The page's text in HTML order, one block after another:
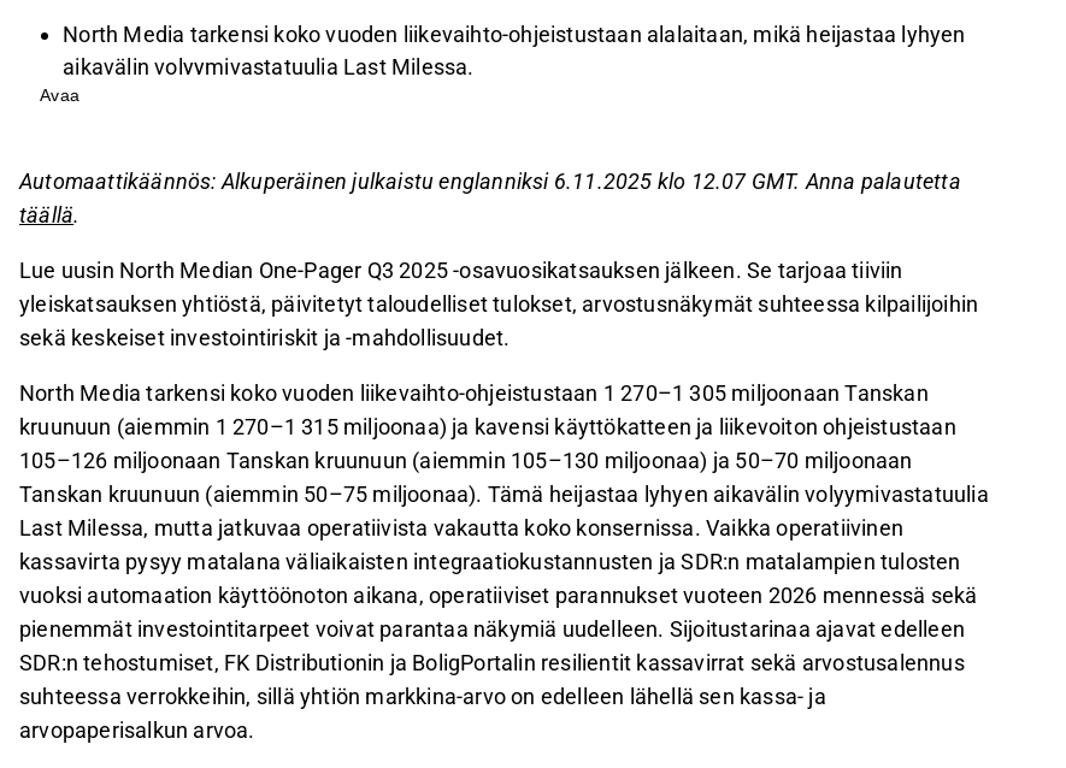
North Media tarkensi koko vuoden liikevaihto-ohjeistustaan alalaitaan, mikä heijastaa lyhyen
aikavälin volyymivastatuulia Last Milessa.
Käyttökatteen ja liikevoiton ohjeistusta kavennettiin, mutta konsernin operatiivinen vakaus
Operatiivinen kassavirta on matala väliaikaisten integraatiokustannusten ja SDR:n
matalampien tulosten vuoksi, mutta parannuksia odotetaan vuoteen 2026 mennessä.
kassavirrat sekä arvostusalennus suhteessa verrokkeihin.
Tämä sisältö on tekoälyn tuottamaa. Anna siihen liittyvää palautetta Inderesin
Avaa
Automaattikäännös: Alkuperäinen julkaistu englanniksi 6.11.2025 klo 12.07 GMT. Anna palautetta
täällä.
Lue uusin North Median One-Pager Q3 2025 -osavuosikatsauksen jälkeen. Se tarjoaa tiiviin
yleiskatsauksen yhtiöstä, päivitetyt taloudelliset tulokset, arvostusnäkymät suhteessa kilpailijoihin
sekä keskeiset investointiriskit ja -mahdollisuudet.
North Media tarkensi koko vuoden liikevaihto-ohjeistustaan 1 270–1 305 miljoonaan Tanskan
kruunuun (aiemmin 1 270–1 315 miljoonaa) ja kavensi käyttökatteen ja liikevoiton ohjeistustaan
105–126 miljoonaan Tanskan kruunuun (aiemmin 105–130 miljoonaa) ja 50–70 miljoonaan
Tanskan kruunuun (aiemmin 50–75 miljoonaa). Tämä heijastaa lyhyen aikavälin volyymivastatuulia
Last Milessa, mutta jatkuvaa operatiivista vakautta koko konsernissa. Vaikka operatiivinen
kassavirta pysyy matalana väliaikaisten integraatiokustannusten ja SDR:n matalampien tulosten
vuoksi automaation käyttöönoton aikana, operatiiviset parannukset vuoteen 2026 mennessä sekä
pienemmät investointitarpeet voivat parantaa näkymiä uudelleen. Sijoitustarinaa ajavat edelleen
SDR:n tehostumiset, FK Distributionin ja BoligPortalin resilientit kassavirrat sekä arvostusalennus
suhteessa verrokkeihin, sillä yhtiön markkina-arvo on edelleen lähellä sen kassa- ja
arvopaperisalkun arvoa.